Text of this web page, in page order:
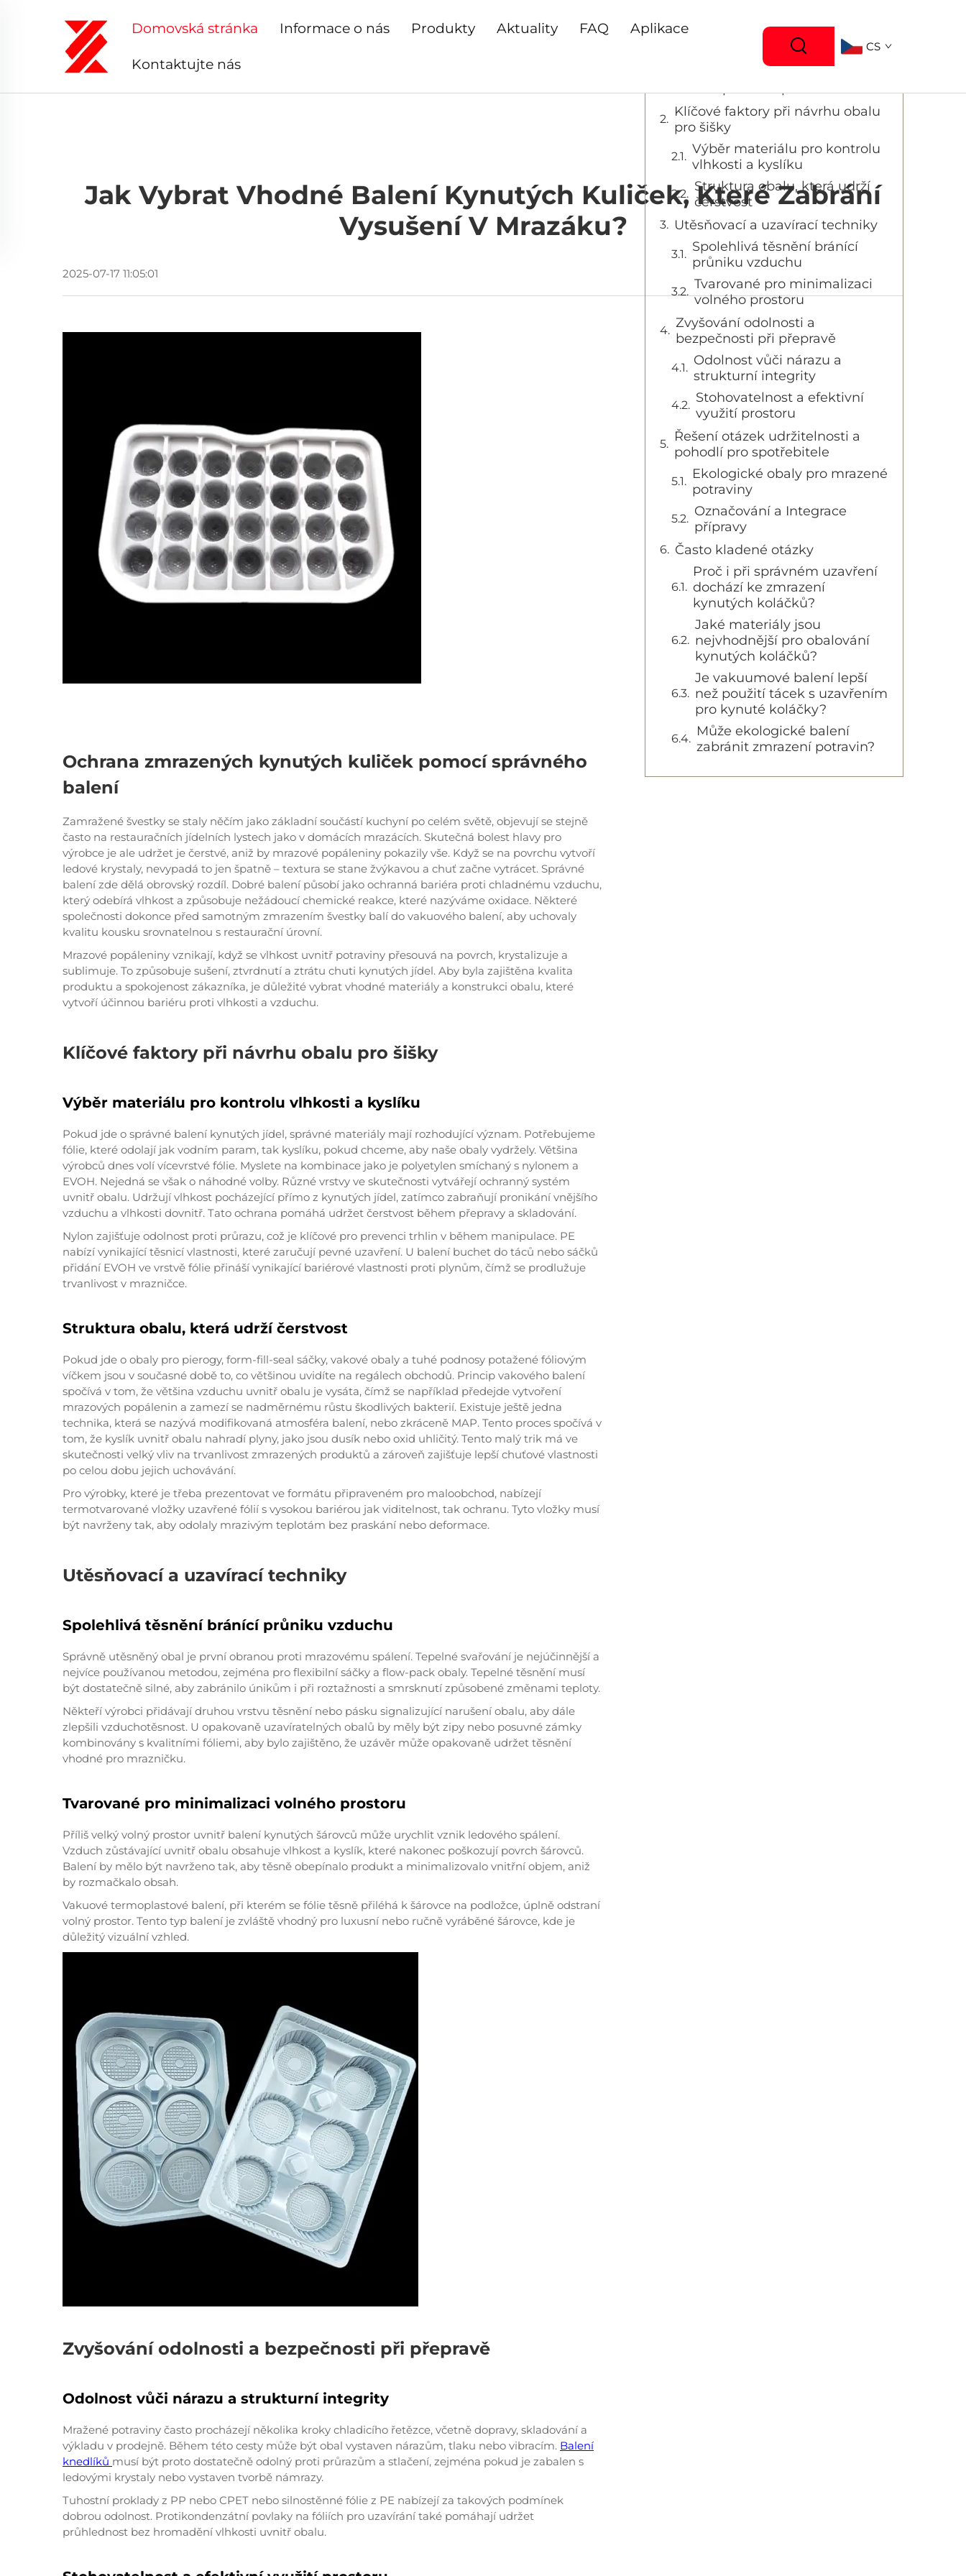
Domovská stránka Informace o nás Produkty Aktuality FAQ Aplikace
Kontaktujte nás
CS
Jak Vybrat Vhodné Balení Kynutých Kuliček, Které Zabrání
Vysušení V Mrazáku?
2025-07-17 11:05:01
Ochrana zmrazených kynutých kuliček pomocí správného
balení
Zamražené švestky se staly něčím jako základní součástí kuchyní po celém světě, objevují se stejně
často na restauračních jídelních lystech jako v domácích mrazácích. Skutečná bolest hlavy pro
výrobce je ale udržet je čerstvé, aniž by mrazové popáleniny pokazily vše. Když se na povrchu vytvoří
ledové krystaly, nevypadá to jen špatně – textura se stane žvýkavou a chuť začne vytrácet. Správné
balení zde dělá obrovský rozdíl. Dobré balení působí jako ochranná bariéra proti chladnému vzduchu,
který odebírá vlhkost a způsobuje nežádoucí chemické reakce, které nazýváme oxidace. Některé
společnosti dokonce před samotným zmrazením švestky balí do vakuového balení, aby uchovaly
kvalitu kousku srovnatelnou s restaurační úrovní.
Mrazové popáleniny vznikají, když se vlhkost uvnitř potraviny přesouvá na povrch, krystalizuje a
sublimuje. To způsobuje sušení, ztvrdnutí a ztrátu chuti kynutých jídel. Aby byla zajištěna kvalita
produktu a spokojenost zákazníka, je důležité vybrat vhodné materiály a konstrukci obalu, které
vytvoří účinnou bariéru proti vlhkosti a vzduchu.
Klíčové faktory při návrhu obalu pro šišky
Výběr materiálu pro kontrolu vlhkosti a kyslíku
Pokud jde o správné balení kynutých jídel, správné materiály mají rozhodující význam. Potřebujeme
fólie, které odolají jak vodním param, tak kyslíku, pokud chceme, aby naše obaly vydržely. Většina
výrobců dnes volí vícevrstvé fólie. Myslete na kombinace jako je polyetylen smíchaný s nylonem a
EVOH. Nejedná se však o náhodné volby. Různé vrstvy ve skutečnosti vytvářejí ochranný systém
uvnitř obalu. Udržují vlhkost pocházející přímo z kynutých jídel, zatímco zabraňují pronikání vnějšího
vzduchu a vlhkosti dovnitř. Tato ochrana pomáhá udržet čerstvost během přepravy a skladování.
Nylon zajišťuje odolnost proti průrazu, což je klíčové pro prevenci trhlin v během manipulace. PE
nabízí vynikající těsnicí vlastnosti, které zaručují pevné uzavření. U balení buchet do táců nebo sáčků
přidání EVOH ve vrstvě fólie přináší vynikající bariérové vlastnosti proti plynům, čímž se prodlužuje
trvanlivost v mrazničce.
Struktura obalu, která udrží čerstvost
Pokud jde o obaly pro pierogy, form-fill-seal sáčky, vakové obaly a tuhé podnosy potažené fóliovým
víčkem jsou v současné době to, co většinou uvidíte na regálech obchodů. Princip vakového balení
spočívá v tom, že většina vzduchu uvnitř obalu je vysáta, čímž se například předejde vytvoření
mrazových popálenin a zamezí se nadměrnému růstu škodlivých bakterií. Existuje ještě jedna
technika, která se nazývá modifikovaná atmosféra balení, nebo zkráceně MAP. Tento proces spočívá v
tom, že kyslík uvnitř obalu nahradí plyny, jako jsou dusík nebo oxid uhličitý. Tento malý trik má ve
skutečnosti velký vliv na trvanlivost zmrazených produktů a zároveň zajišťuje lepší chuťové vlastnosti
po celou dobu jejich uchovávání.
Pro výrobky, které je třeba prezentovat ve formátu připraveném pro maloobchod, nabízejí
termotvarované vložky uzavřené fólií s vysokou bariérou jak viditelnost, tak ochranu. Tyto vložky musí
být navrženy tak, aby odolaly mrazivým teplotám bez praskání nebo deformace.
Utěsňovací a uzavírací techniky
Spolehlivá těsnění bránící průniku vzduchu
Správně utěsněný obal je první obranou proti mrazovému spálení. Tepelné svařování je nejúčinnější a
nejvíce používanou metodou, zejména pro flexibilní sáčky a flow-pack obaly. Tepelné těsnění musí
být dostatečně silné, aby zabránilo únikům i při roztažnosti a smrsknutí způsobené změnami teploty.
Někteří výrobci přidávají druhou vrstvu těsnění nebo pásku signalizující narušení obalu, aby dále
zlepšili vzduchotěsnost. U opakovaně uzavíratelných obalů by měly být zipy nebo posuvné zámky
kombinovány s kvalitními fóliemi, aby bylo zajištěno, že uzávěr může opakovaně udržet těsnění
vhodné pro mrazničku.
Tvarované pro minimalizaci volného prostoru
Příliš velký volný prostor uvnitř balení kynutých šárovců může urychlit vznik ledového spálení.
Vzduch zůstávající uvnitř obalu obsahuje vlhkost a kyslík, které nakonec poškozují povrch šárovců.
Balení by mělo být navrženo tak, aby těsně obepínalo produkt a minimalizovalo vnitřní objem, aniž
by rozmačkalo obsah.
Vakuové termoplastové balení, při kterém se fólie těsně přiléhá k šárovce na podložce, úplně odstraní
volný prostor. Tento typ balení je zvláště vhodný pro luxusní nebo ručně vyráběné šárovce, kde je
důležitý vizuální vzhled.
Zvyšování odolnosti a bezpečnosti při přepravě
Odolnost vůči nárazu a strukturní integrity
Mražené potraviny často procházejí několika kroky chladicího řetězce, včetně dopravy, skladování a
výkladu v prodejně. Během této cesty může být obal vystaven nárazům, tlaku nebo vibracím. Balení
knedlíků musí být proto dostatečně odolný proti průrazům a stlačení, zejména pokud je zabalen s
ledovými krystaly nebo vystaven tvorbě námrazy.
Tuhostní proklady z PP nebo CPET nebo silnostěnné fólie z PE nabízejí za takových podmínek
dobrou odolnost. Protikondenzátní povlaky na fóliích pro uzavírání také pomáhají udržet
průhlednost bez hromadění vlhkosti uvnitř obalu.
Obsah
Klíčové faktory při návrhu obalu
pro šišky
Výběr materiálu pro kontrolu
vlhkosti a kyslíku
Struktura obalu, která udrží
čerstvost
Utěsňovací a uzavírací techniky
Spolehlivá těsnění bránící
průniku vzduchu
Tvarované pro minimalizaci
volného prostoru
Zvyšování odolnosti a
bezpečnosti při přepravě
Odolnost vůči nárazu a
strukturní integrity
Stohovatelnost a efektivní
využití prostoru
Řešení otázek udržitelnosti a
pohodlí pro spotřebitele
Ekologické obaly pro mrazené
potraviny
Označování a Integrace
přípravy
Často kladené otázky
Proč i při správném uzavření
dochází ke zmrazení
kynutých koláčků?
Jaké materiály jsou
nejvhodnější pro obalování
kynutých koláčků?
Je vakuumové balení lepší
než použití tácek s uzavřením
pro kynuté koláčky?
Může ekologické balení
zabránit zmrazení potravin?